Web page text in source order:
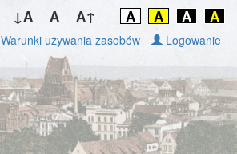
↓A A A↑ A A A A
Warunki używania zasobów Logowanie